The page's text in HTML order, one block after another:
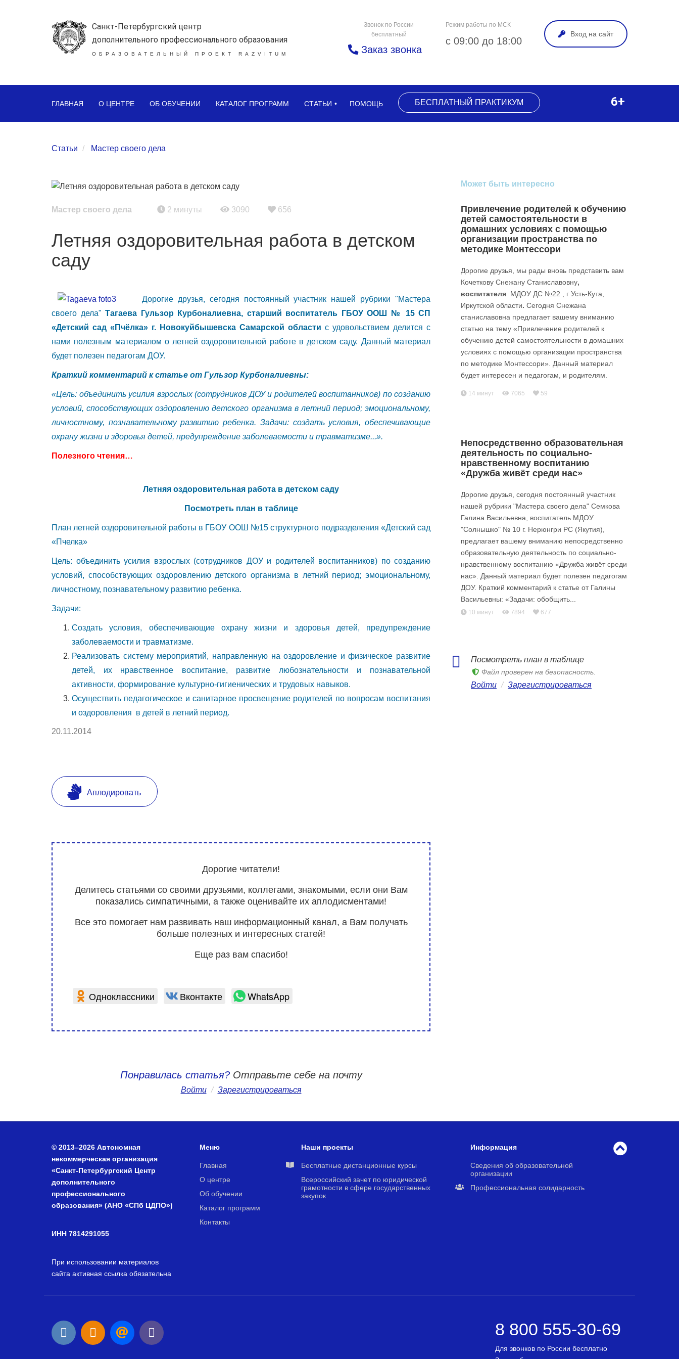
Санкт-Петербургский центр
дополнительного профессионального образования
ОБРАЗОВАТЕЛЬНЫЙ ПРОЕКТ RAZVITUM
Звонок по России
бесплатный
Заказ звонка
Режим работы по МСК
с 09:00 до 18:00
Вход на сайт
ГЛАВНАЯ О ЦЕНТРЕ ОБ ОБУЧЕНИИ КАТАЛОГ ПРОГРАММ СТАТЬИ ПОМОЩЬ БЕСПЛАТНЫЙ ПРАКТИКУМ 6+
Статьи Мастер своего дела
Мастер своего дела 2 минуты 3090 656
Летняя оздоровительная работа в детском
саду
Дорогие друзья, сегодня постоянный участник нашей рубрики "Мастера
своего дела" Тагаева Гульзор Курбоналиевна, старший воспитатель ГБОУ ООШ № 15 СП
«Детский сад «Пчёлка» г. Новокуйбышевска Самарской области с удовольствием делится с
нами полезным материалом о летней оздоровительной работе в детском саду. Данный материал
будет полезен педагогам ДОУ.
Краткий комментарий к статье от Гульзор Курбоналиевны:
«Цель: объединить усилия взрослых (сотрудников ДОУ и родителей воспитанников) по созданию
условий, способствующих оздоровлению детского организма в летний период; эмоциональному,
личностному, познавательному развитию ребенка. Задачи: создать условия, обеспечивающие
охрану жизни и здоровья детей, предупреждение заболеваемости и травматизме...».
Полезного чтения…
Летняя оздоровительная работа в детском саду
Посмотреть план в таблице
План летней оздоровительной работы в ГБОУ ООШ №15 структурного подразделения «Детский сад
«Пчелка»
Цель: объединить усилия взрослых (сотрудников ДОУ и родителей воспитанников) по созданию
условий, способствующих оздоровлению детского организма в летний период; эмоциональному,
личностному, познавательному развитию ребенка.
Задачи:
Создать условия, обеспечивающие охрану жизни и здоровья детей, предупреждение
заболеваемости и травматизме.
Реализовать систему мероприятий, направленную на оздоровление и физическое развитие
детей, их нравственное воспитание, развитие любознательности и познавательной
активности, формирование культурно-гигиенических и трудовых навыков.
Осуществить педагогическое и санитарное просвещение родителей по вопросам воспитания
и оздоровления в детей в летний период.
20.11.2014
Аплодировать
Дорогие читатели!
Делитесь статьями со своими друзьями, коллегами, знакомыми, если они Вам
показались симпатичными, а также оценивайте их аплодисментами!
Все это помогает нам развивать наш информационный канал, а Вам получать
больше полезных и интересных статей!
Еще раз вам спасибо!
Одноклассники Вконтакте WhatsApp
Понравилась статья?Отправьте себе на почту
Войти / Зарегистрироваться
Может быть интересно
Привлечение родителей к обучению
детей самостоятельности в
домашних условиях с помощью
организации пространства по
методике Монтессори
Дорогие друзья, мы рады вновь представить вам
Кочеткову Снежану Станиславовну,
воспитателя МДОУ ДС №22 , г Усть-Кута,
Иркутской области. Сегодня Снежана
станиславовна предлагает вашему вниманию
статью на тему «Привлечение родителей к
обучению детей самостоятельности в домашних
условиях с помощью организации пространства
по методике Монтессори». Данный материал
будет интересен и педагогам, и родителям.
14 минут 7065 59
Непосредственно образовательная
деятельность по социально-
нравственному воспитанию
«Дружба живёт среди нас»
Дорогие друзья, сегодня постоянный участник
нашей рубрики "Мастера своего дела" Семкова
Галина Васильевна, воспитатель МДОУ
"Солнышко" № 10 г. Нерюнгри РС (Якутия),
предлагает вашему вниманию непосредственно
образовательную деятельность по социально-
нравственному воспитанию «Дружба живёт среди
нас». Данный материал будет полезен педагогам
ДОУ. Краткий комментарий к статье от Галины
Васильевны: «Задачи: обобщить...
10 минут 7894 677
Посмотреть план в таблице
Файл проверен на безопасность.
Войти / Зарегистрироваться
© 2013–2026 Автономная
некоммерческая организация
«Санкт-Петербургский Центр
дополнительного
профессионального
образования» (АНО «СПб ЦДПО»)
ИНН 7814291055
При использовании материалов
сайта активная ссылка обязательна
Меню
Главная
О центре
Об обучении
Каталог программ
Контакты
Наши проекты
Бесплатные дистанционные курсы
Всероссийский зачет по юридической
грамотности в сфере государственных
закупок
Информация
Сведения об образовательной
организации
Профессиональная солидарность
8 800 555-30-69
Для звонков по России бесплатно